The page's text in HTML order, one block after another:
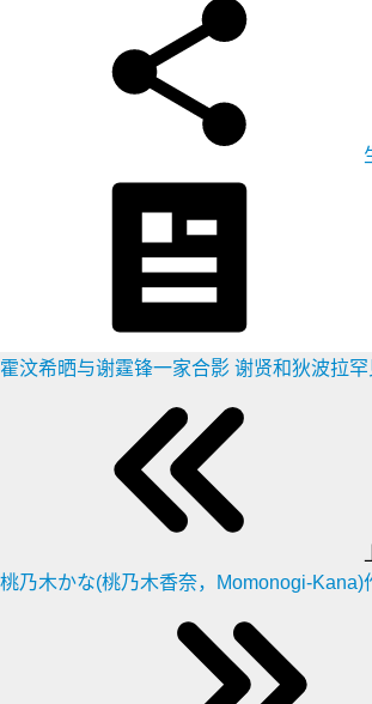
霍汶希晒与谢霆锋一家合影 谢贤和狄波拉罕
桃乃木かな(桃乃木香奈，Momonogi-Kana)